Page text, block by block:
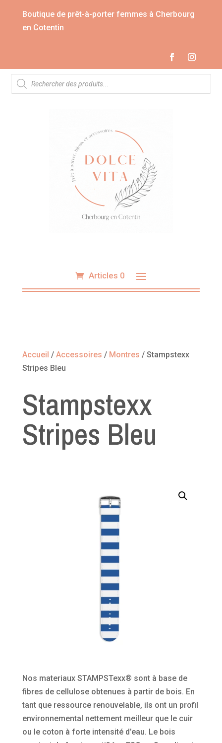
Boutique de prêt-à-porter femmes à Cherbourg
en Cotentin
Recherche
de
produits
Articles 0
Accueil / Accessoires / Montres / Stampstexx
Stripes Bleu
Stampstexx
Stripes Bleu
Nos materiaux STAMPSTexx® sont à base de
fibres de cellulose obtenues à partir de bois. En
tant que ressource renouvelable, ils ont un profil
environnemental nettement meilleur que le cuir
ou le coton à forte intensité d’eau. Le bois